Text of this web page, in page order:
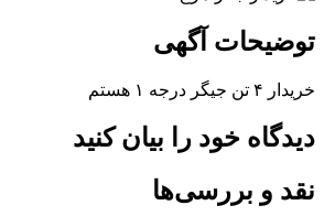
توضیحات آگهی
خریدار ۴ تن جیگر درجه ۱ هستم
دیدگاه خود را بیان کنید
نقد و بررسی‌ها